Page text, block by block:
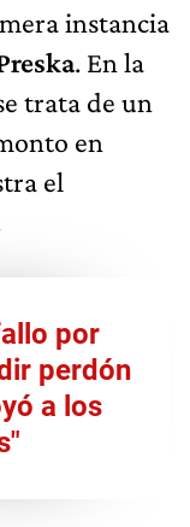
instancia
. En la
trata de un
en
el
por
perdón
a los